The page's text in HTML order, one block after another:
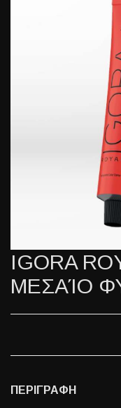
IGORA
ΜΕΣΑΊΟ
ΠΕΡΙΓΡΑΦΗ